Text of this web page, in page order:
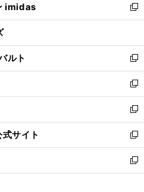
く
で
開
ド
ウ
開
く
ィ
ン
ウ
で
開
く
い
ウ
ン
ド
ウ
で
開
く
imidas
新
し
ウ
ィ
ン
ド
ウ
で
開
く
ルト
新
し
い
ウ
ィ
ン
ド
ウ
で
開
新
し
い
ウ
ィ
ン
ド
ウ
新
し
い
ウ
ィ
ン
サイト
新
し
い
ウ
新
し